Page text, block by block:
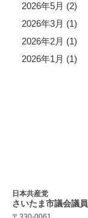
2026年5月 (2)
2026年3月 (1)
2026年2月 (1)
2026年1月 (1)
日本共産党
さいたま市議会議